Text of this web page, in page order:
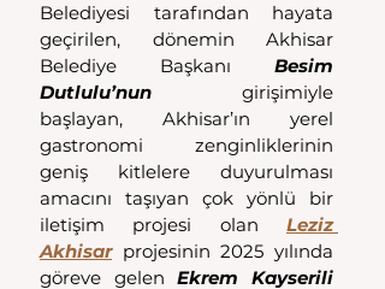
Belediyesi tarafından hayata
geçirilen, dönemin Akhisar
Belediye Başkanı Besim
Dutlulu’nun girişimiyle
başlayan, Akhisar’ın yerel
gastronomi zenginliklerinin
geniş kitlelere duyurulması
amacını taşıyan çok yönlü bir
iletişim projesi olan Leziz
Akhisar projesinin 2025 yılında
göreve gelen